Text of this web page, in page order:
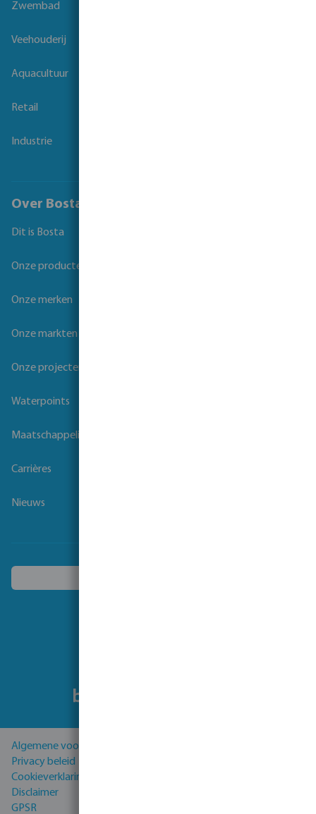
Zwembad
Veehouderij
Aquacultuur
Retail
Industrie
Over Bosta
Dit is Bosta
Onze producten
Onze merken
Onze markten
Onze projecten
Waterpoints
Maatschappelijk verantwoord ondernemen
Carrières
Nieuws
Algemene voorwaarden
Privacy beleid
Cookieverklaring
Disclaimer
GPSR